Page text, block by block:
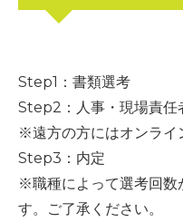
Step1：書類選考
Step2：人事・現場責任
※遠方の方にはオンライ
Step3：内定
※職種によって選考回数
す。ご了承ください。